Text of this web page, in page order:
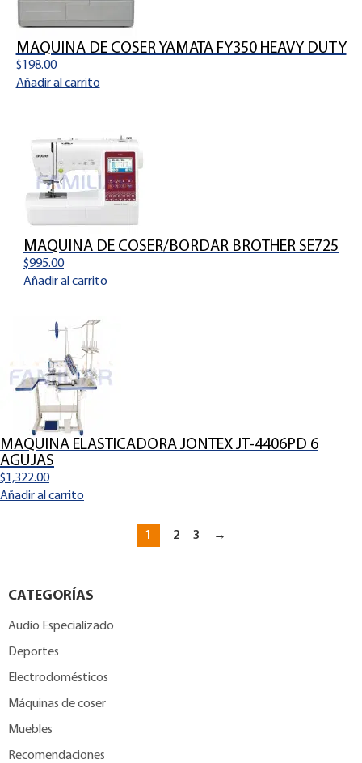
MAQUINA DE COSER YAMATA FY350 HEAVY DUTY
$198.00
Añadir al carrito
MAQUINA DE COSER/BORDAR BROTHER SE725
$995.00
Añadir al carrito
MAQUINA ELASTICADORA JONTEX JT-4406PD 6
AGUJAS
$1,322.00
Añadir al carrito
1 2 3 →
CATEGORÍAS
Audio Especializado
Deportes
Electrodomésticos
Máquinas de coser
Muebles
Recomendaciones